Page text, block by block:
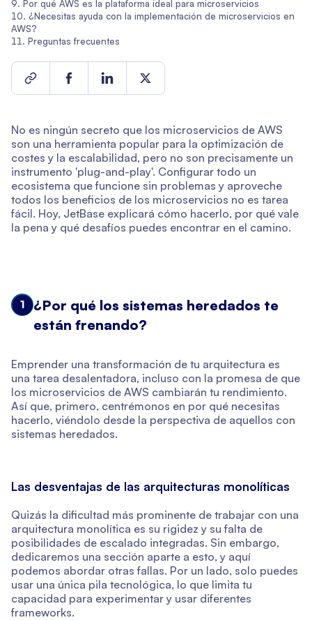
No es ningún secreto que los microservicios de AWS
son una herramienta popular para la optimización de
costes y la escalabilidad, pero no son precisamente un
instrumento 'plug-and-play'. Configurar todo un
ecosistema que funcione sin problemas y aproveche
todos los beneficios de los microservicios no es tarea
fácil. Hoy, JetBase explicará cómo hacerlo, por qué vale
la pena y qué desafíos puedes encontrar en el camino.
1
¿Por qué los sistemas heredados te
están frenando?
Emprender una transformación de tu arquitectura es
una tarea desalentadora, incluso con la promesa de que
los microservicios de AWS cambiarán tu rendimiento.
Así que, primero, centrémonos en por qué necesitas
hacerlo, viéndolo desde la perspectiva de aquellos con
sistemas heredados.
Las desventajas de las arquitecturas monolíticas
Quizás la dificultad más prominente de trabajar con una
arquitectura monolítica es su rigidez y su falta de
posibilidades de escalado integradas. Sin embargo,
dedicaremos una sección aparte a esto, y aquí
podemos abordar otras fallas. Por un lado, solo puedes
usar una única pila tecnológica, lo que limita tu
capacidad para experimentar y usar diferentes
frameworks.
Por qué AWS es la plataforma ideal para microservicios
¿Necesitas ayuda con la implementación de microservicios en
AWS?
Preguntas frecuentes